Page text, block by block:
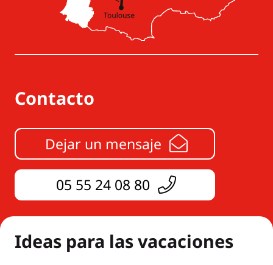
Contacto
Dejar un mensaje
05 55 24 08 80
Ideas para las vacaciones